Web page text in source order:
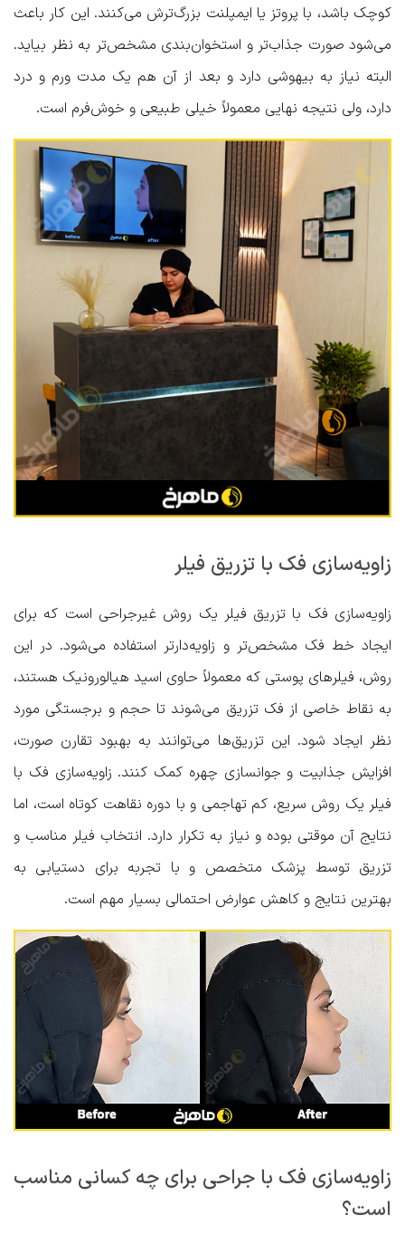
کوچک باشد، با پروتز یا ایمپلنت بزرگ‌ترش می‌کنند. این کار باعث
می‌شود صورت جذاب‌تر و استخوان‌بندی مشخص‌تر به نظر بیاید.
البته نیاز به بیهوشی دارد و بعد از آن هم یک مدت ورم و درد
دارد، ولی نتیجه نهایی معمولاً خیلی طبیعی و خوش‌فرم است.
زاویه‌سازی فک با تزریق فیلر
زاویه‌سازی فک با تزریق فیلر یک روش غیرجراحی است که برای
ایجاد خط فک مشخص‌تر و زاویه‌دارتر استفاده می‌شود. در این
روش، فیلرهای پوستی که معمولاً حاوی اسید هیالورونیک هستند،
به نقاط خاصی از فک تزریق می‌شوند تا حجم و برجستگی مورد
نظر ایجاد شود. این تزریق‌ها می‌توانند به بهبود تقارن صورت،
افزایش جذابیت و جوانسازی چهره کمک کنند. زاویه‌سازی فک با
فیلر یک روش سریع، کم تهاجمی و با دوره نقاهت کوتاه است، اما
نتایج آن موقتی بوده و نیاز به تکرار دارد. انتخاب فیلر مناسب و
تزریق توسط پزشک متخصص و با تجربه برای دستیابی به
بهترین نتایج و کاهش عوارض احتمالی بسیار مهم است.
زاویه‌سازی فک با جراحی برای چه کسانی مناسب
است؟